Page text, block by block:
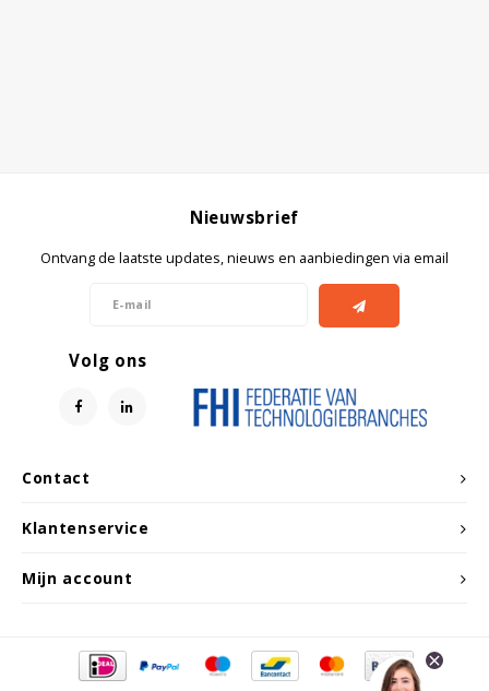
Contact
Nieuwsbrief
Ontvang de laatste updates, nieuws en aanbiedingen via email
Volg ons
Klantenservice
Mijn account